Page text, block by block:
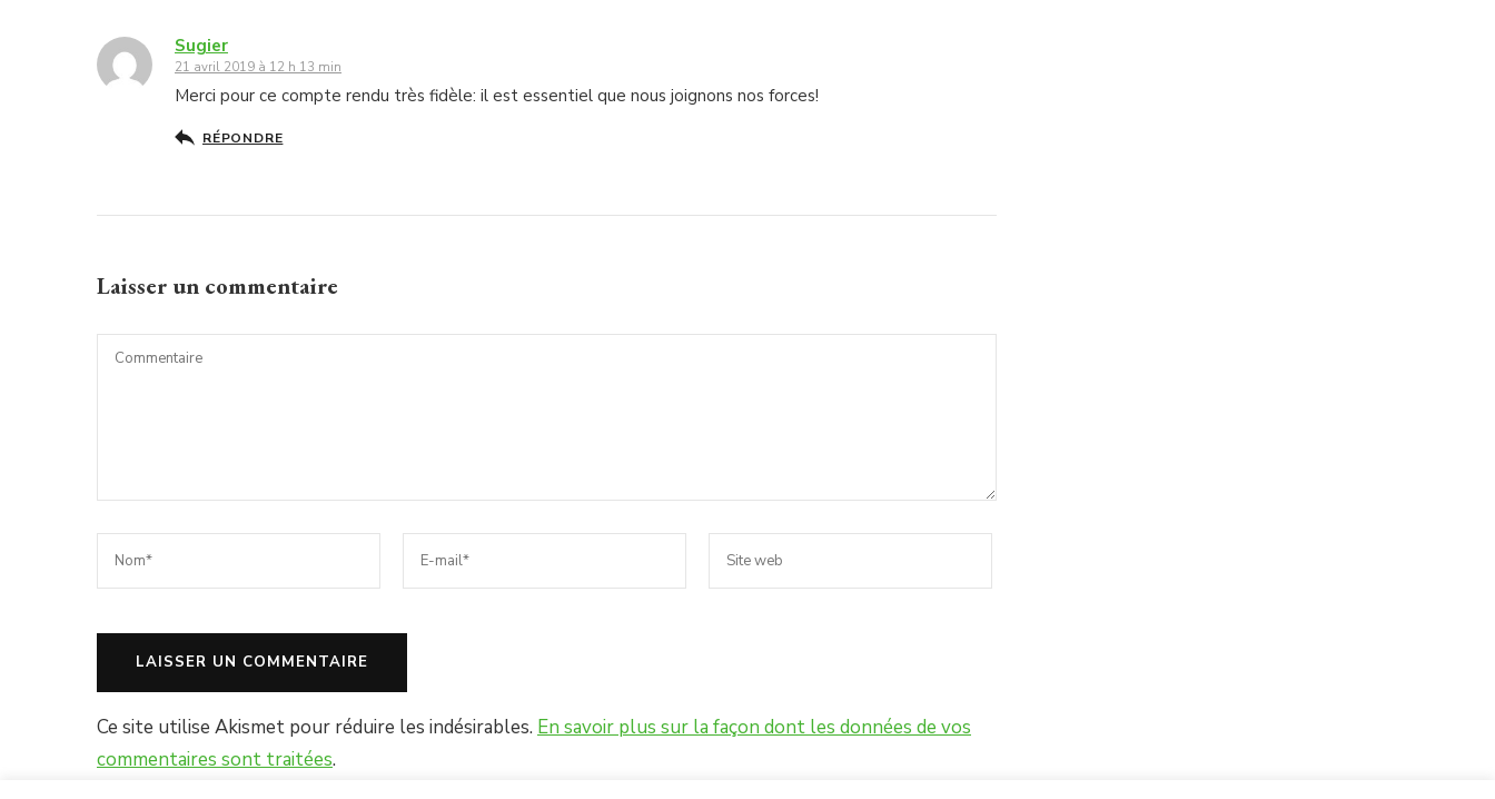
Sugier
21 avril 2019 à 12 h 13 min
Merci pour ce compte rendu très fidèle: il est essentiel que nous joignons nos forces!
RÉPONDRE
Laisser un commentaire
Ce site utilise Akismet pour réduire les indésirables. En savoir plus sur la façon dont les données de vos
commentaires sont traitées.